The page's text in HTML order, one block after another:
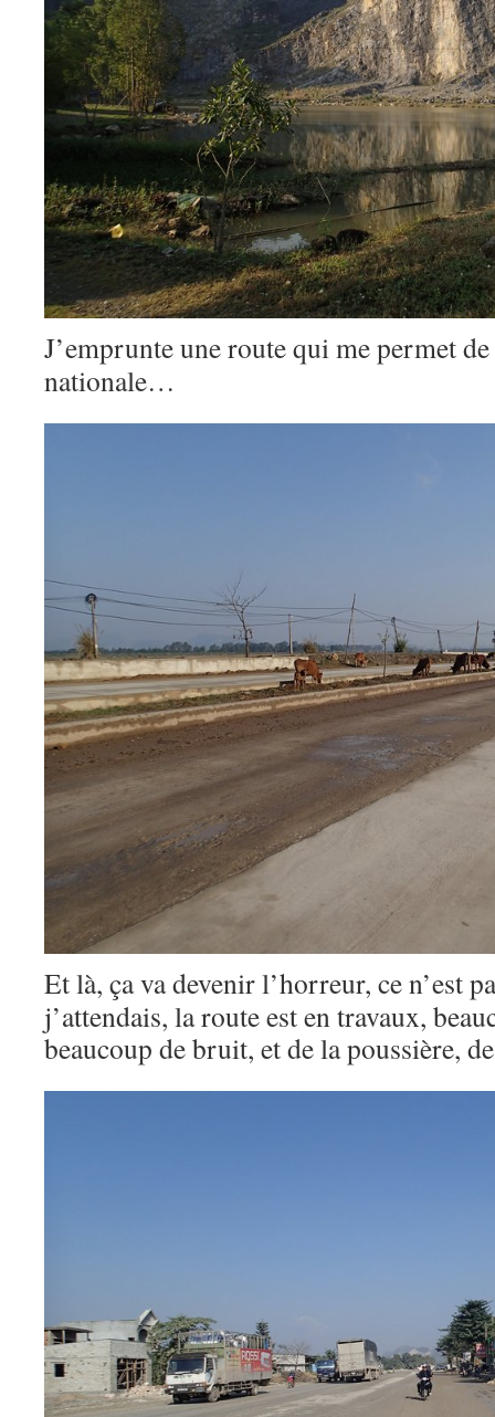
J’emprunte une route qui me permet
nationale…
Et là, ça va devenir l’horreur, ce n’est
j’attendais, la route est en travaux,
beaucoup de bruit, et de la poussière,